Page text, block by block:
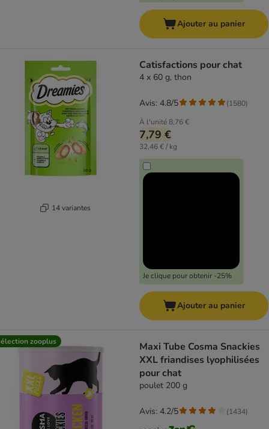
Ajouter au panier
14 variantes
Catisfactions pour chat
4 x 60 g, thon
À l'unité8,76 €
7,79 €
32,46 € / kg
Je clique pour obtenir -25%
Avis: 4.8/5 (1580)
Ajouter au panier
zooplus
Maxi Tube Cosma Snackies
XXL friandises lyophilisées
pour chat
poulet 200 g
Avis: 4.2/5 (1434)